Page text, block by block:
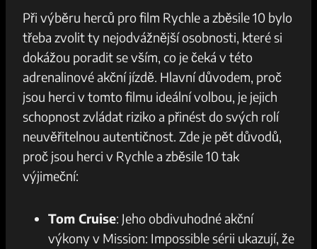
Při ‌výběru​ herců pro film Rychle a ⁢zběsile 10 bylo
třeba zvolit ty nejodvážnější osobnosti, které si
dokážou​ poradit‍ se vším, co je čeká v této
adrenalinové akční ​jízdě. Hlavní důvodem, proč
jsou herci v tomto filmu ideální volbou, je jejich
schopnost zvládat riziko a ⁢přinést ​do svých⁢ rolí​
neuvěřitelnou autentičnost.‌ Zde je pět důvodů,
proč jsou herci ⁤v Rychle a⁤ zběsile ⁣10 tak
výjimeční:
Tom Cruise: Jeho obdivuhodné‌ akční
výkony v Mission: ​Impossible⁤ sérii ⁢ukazují, ‍že